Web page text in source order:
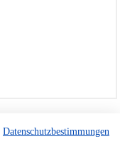
Datenschutzbestimmungen